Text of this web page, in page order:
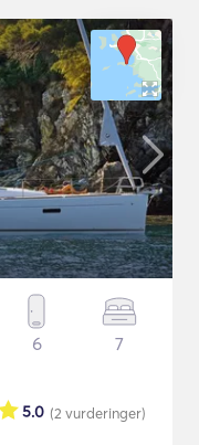
6 7
(2 vurderinger)
5.0